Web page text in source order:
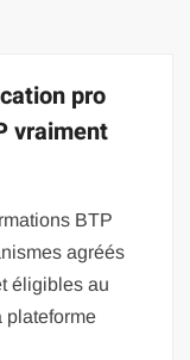
pro
vraiment
BTP
agréés
éligibles au
plateforme